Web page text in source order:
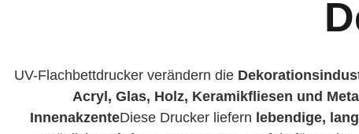
UV-Flachbettdrucker verändern die
Acryl, Glas, Holz, Keramikfliesen und
InnenakzenteDiese Drucker liefern lebendige,